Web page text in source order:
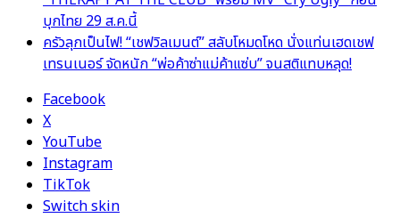
บุกไทย 29 ส.ค.นี้
ครัวลุกเป็นไฟ! “เชฟวิลเมนต์” สลับโหมดโหด นั่งแท่นเฮดเชฟ
เทรนเนอร์ จัดหนัก “พ่อค้าซ่าแม่ค้าแซ่บ” จนสติแทบหลุด!
Facebook
X
YouTube
Instagram
TikTok
Switch skin